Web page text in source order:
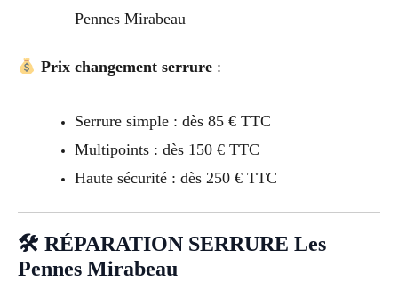
Pennes Mirabeau
Prix changement serrure:
Serrure simple : dès 85 € TTC
Multipoints : dès 150 € TTC
Haute sécurité : dès 250 € TTC
🛠 RÉPARATION SERRURE Les
Pennes Mirabeau